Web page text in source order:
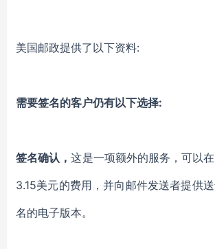
美国邮政提供了以下资料:
需要签名的客户仍有以下选择:
签名确认，这是一项额外的服务，可以
3.15美元的费用，并向邮件发送者提供
名的电子版本。